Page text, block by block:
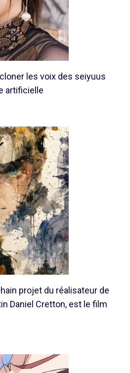
les voix des seiyuus
artificielle
projet du réalisateur de
Daniel Cretton, est le film